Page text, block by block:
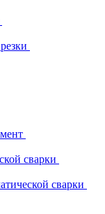
сварки
сварки